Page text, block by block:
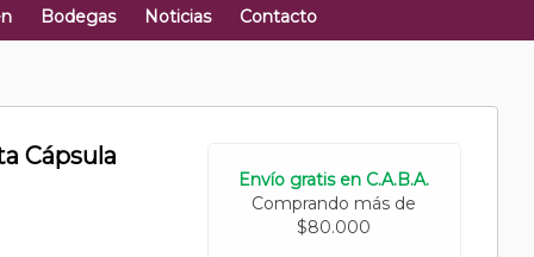
Bodegas Noticias Contacto
Cápsula
Envío gratis en C.A.B.A.
Comprando más de
$80.000